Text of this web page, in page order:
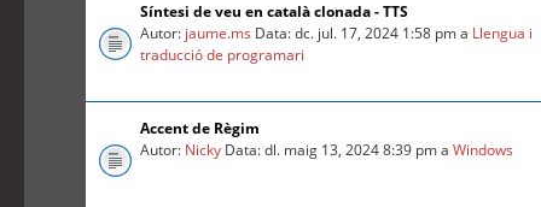
Síntesi de veu en català clonada - TTS
Autor: jaume.ms Data: dc. jul. 17, 2024 1:58 pm a Llengua i
traducció de programari
Accent de Règim
Autor: Nicky Data: dl. maig 13, 2024 8:39 pm aWindows